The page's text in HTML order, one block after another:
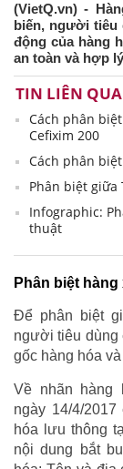
(VietQ.vn) -
biến, người tiêu
động của hàng
an toàn và hợp
TIN LIÊN
Cách phân
Cefixim 200
Cách phân
Phân biệt giữa
Infographic:
thuật
Phân biệt
Để phân biệt
người tiêu dùng
gốc hàng hóa
Về nhãn hàng
ngày 14/4/
hóa lưu thông
nội dung bắt